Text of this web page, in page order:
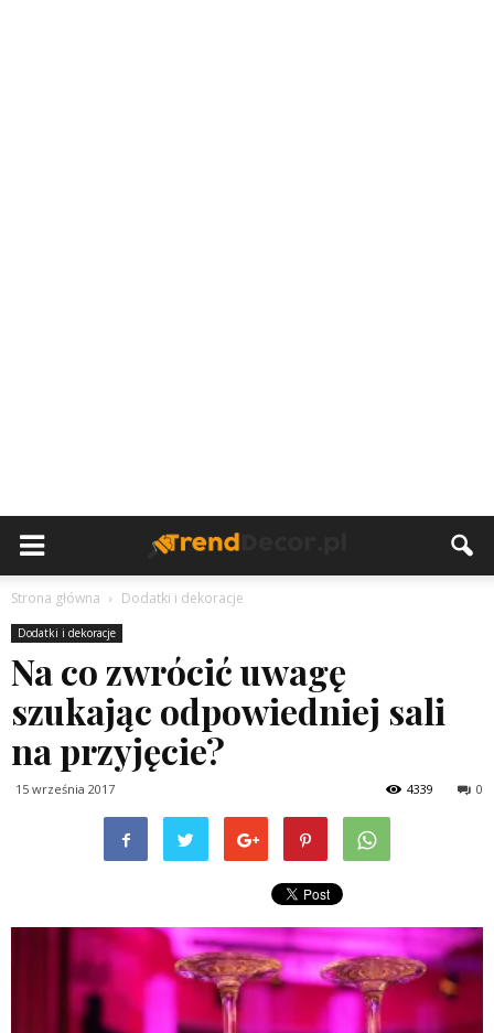
Strona główna Dodatki i dekoracje
Dodatki i dekoracje
Na co zwrócić uwagę
szukając odpowiedniej sali
na przyjęcie?
15 września 2017 0
4339